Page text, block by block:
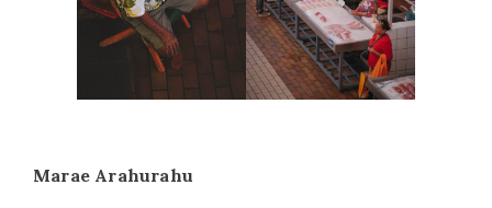
Marae Arahurahu